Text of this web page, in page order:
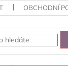
OBCHODNÍ